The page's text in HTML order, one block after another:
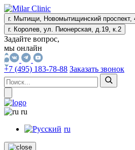
г. Мытищи, Новомытищинский проспект,
г. Королев, ул. Пионерская, д.19, к.2
Задайте вопрос,
мы онлайн
+7 (495) 183-78-88 Заказать звонок
ru
ru